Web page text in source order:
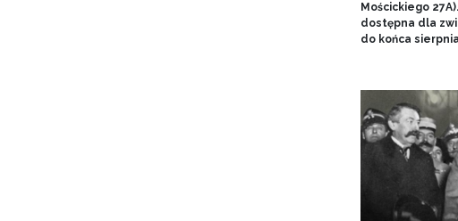
Mościckiego
dostępna dla
do końca